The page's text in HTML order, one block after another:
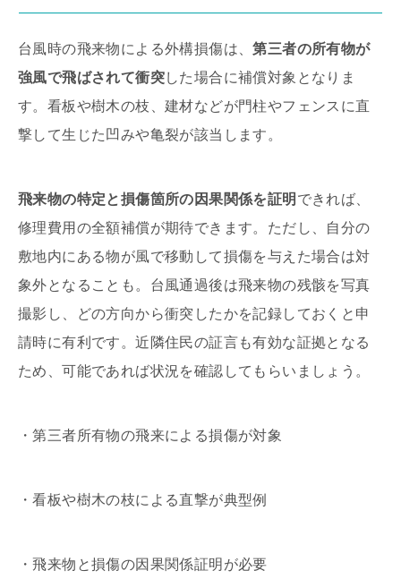
台風時の飛来物による外構損傷は、第三者の所有物が
強風で飛ばされて衝突した場合に補償対象となりま
す。看板や樹木の枝、建材などが門柱やフェンスに直
撃して生じた凹みや亀裂が該当します。
飛来物の特定と損傷箇所の因果関係を証明 できれば、
修理費用の全額補償が期待できます。ただし、自分の
敷地内にある物が風で移動して損傷を与えた場合は対
象外となることも。台風通過後は飛来物の残骸を写真
撮影し、どの方向から衝突したかを記録しておくと申
請時に有利です。近隣住民の証言も有効な証拠となる
ため、可能であれば状況を確認してもらいましょう。
・第三者所有物の飛来による損傷が対象
・看板や樹木の枝による直撃が典型例
・飛来物と損傷の因果関係証明が必要